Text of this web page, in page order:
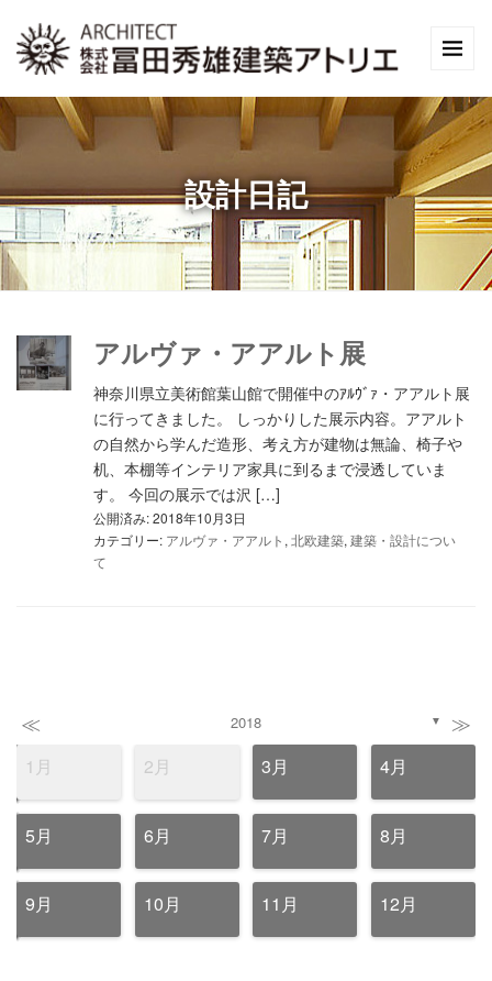
設計日記
アルヴァ・アアルト展
神奈川県立美術館葉山館で開催中のｱﾙｳﾞｧ・アアルト展
に行ってきました。 しっかりした展示内容。アアルト
の自然から学んだ造形、考え方が建物は無論、椅子や
机、本棚等インテリア家具に到るまで浸透していま
す。 今回の展示では沢 […]
公開済み: 2018年10月3日
カテゴリー: アルヴァ・アアルト , 北欧建築, 建築・設計につい
て
≪ 2018 ▼ ≫
1月 2月 3月 4月
5月 6月 7月 8月
9月 10月 11月 12月